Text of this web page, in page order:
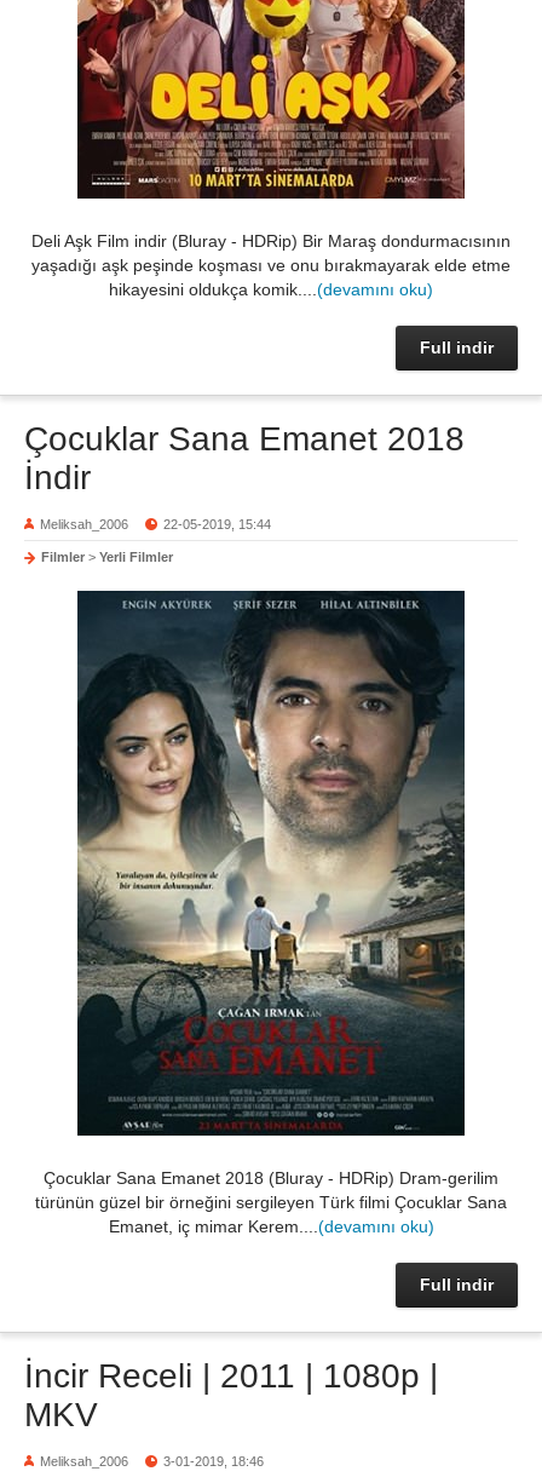
Deli Aşk Film indir (Bluray - HDRip) Bir Maraş dondurmacısının
yaşadığı aşk peşinde koşması ve onu bırakmayarak elde etme
hikayesini oldukça komik.... (devamını oku)
Full indir
Çocuklar Sana Emanet 2018
İndir
Meliksah_2006 22-05-2019, 15:44
Filmler > Yerli Filmler
Çocuklar Sana Emanet 2018 (Bluray - HDRip) Dram-gerilim
türünün güzel bir örneğini sergileyen Türk filmi Çocuklar Sana
Emanet, iç mimar Kerem.... (devamını oku)
Full indir
İncir Receli | 2011 | 1080p |
MKV
Meliksah_2006 3-01-2019, 18:46